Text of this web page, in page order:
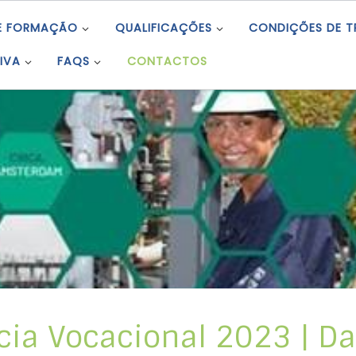
FORMAÇÃO QUALIFICAÇÕES CONDIÇÕES DE
FAQS CONTACTOS
Vocacional 2023 |